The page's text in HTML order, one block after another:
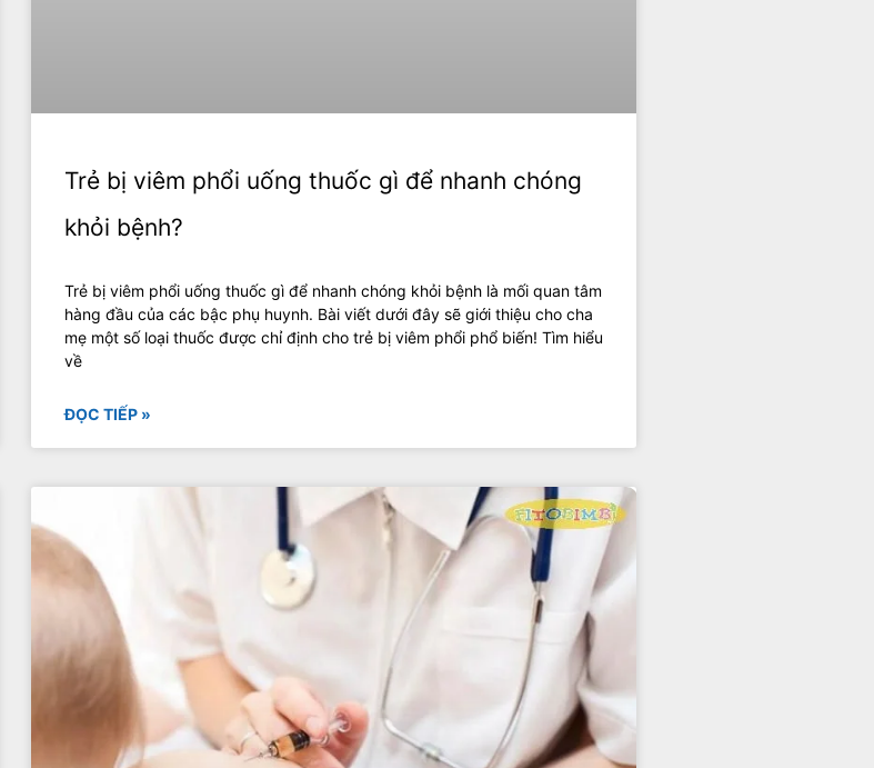
Trẻ bị viêm phổi uống thuốc gì để nhanh chóng
khỏi bệnh?
Trẻ bị viêm phổi uống thuốc gì để nhanh chóng khỏi bệnh là mối quan tâm
hàng đầu của các bậc phụ huynh. Bài viết dưới đây sẽ giới thiệu cho cha
mẹ một số loại thuốc được chỉ định cho trẻ bị viêm phổi phổ biến! Tìm hiểu
về
ĐỌC TIẾP »